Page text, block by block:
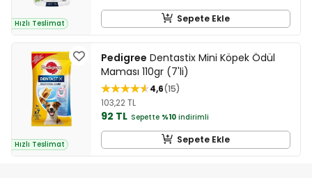
Hızlı Teslimat Sepete Ekle
Hızlı Teslimat
Pedigree Dentastix Mini Köpek Ödül
Maması 110gr (7'li)
4,6 15
103,22 TL
92 TL Sepette %10 indirimli
Sepete Ekle